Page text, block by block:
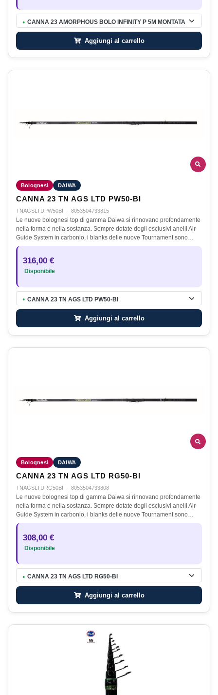
● CANNA 23 AMORPHOUS BOLO INFINITY P 5M MONTATA
Aggiungi al carrello
Bolognesi DAIWA
CANNA 23 TN AGS LTD PW50-BI
TNAGSLTDPW50BI · 8053504733815
Le nuove bolognesi top di gamma Daiwa si rinnovano profondamente
nella forma e nella sostanza. Sempre dotate degli esclusivi anelli Air
Guide System in carbonio, i blanks delle nuove Tournament sono…
316,00 €
Disponibile
● CANNA 23 TN AGS LTD PW50-BI
Aggiungi al carrello
Bolognesi DAIWA
CANNA 23 TN AGS LTD RG50-BI
TNAGSLTDRG50BI · 8053504733808
Le nuove bolognesi top di gamma Daiwa si rinnovano profondamente
nella forma e nella sostanza. Sempre dotate degli esclusivi anelli Air
Guide System in carbonio, i blanks delle nuove Tournament sono…
308,00 €
Disponibile
● CANNA 23 TN AGS LTD RG50-BI
Aggiungi al carrello